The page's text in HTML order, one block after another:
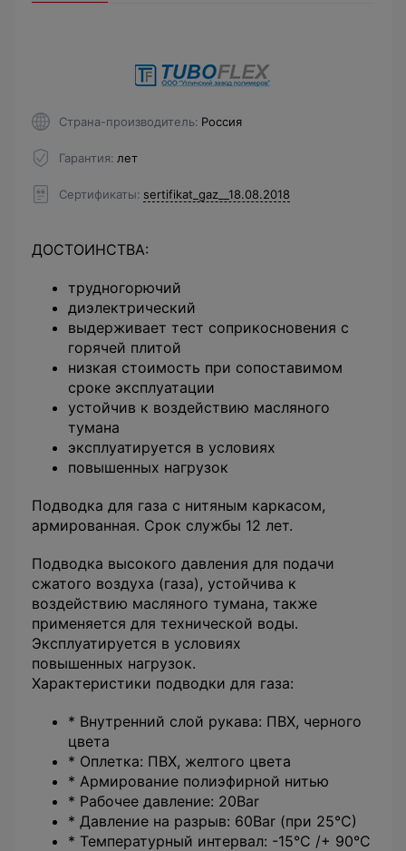
Страна-производитель Россия
Гарантия лет
Сертификаты sertifikat_gaz__18.08.2018
ДОСТОИНСТВА:
трудногорючий
диэлектрический
выдерживает тест соприкосновения с
горячей плитой
низкая стоимость при сопоставимом
сроке эксплуатации
устойчив к воздействию масляного
тумана
эксплуатируется в условиях
повышенных нагрузок
Подводка для газа с нитяным каркасом,
армированная. Срок службы 12 лет.
Подводка высокого давления для подачи
сжатого воздуха (газа), устойчива к
воздействию масляного тумана, также
применяется для технической воды.
Эксплуатируется в условиях
повышенных нагрузок.
Характеристики подводки для газа:
* Внутренний слой рукава: ПВХ, черного
цвета
* Оплетка: ПВХ, желтого цвета
* Армирование полиэфирной нитью
* Рабочее давление: 20Bar
* Давление на разрыв: 60Bar (при 25°C)
* Температурный интервал: -15°C /+ 90°C